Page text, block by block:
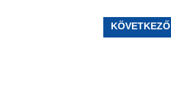
KÖVETKEZŐ